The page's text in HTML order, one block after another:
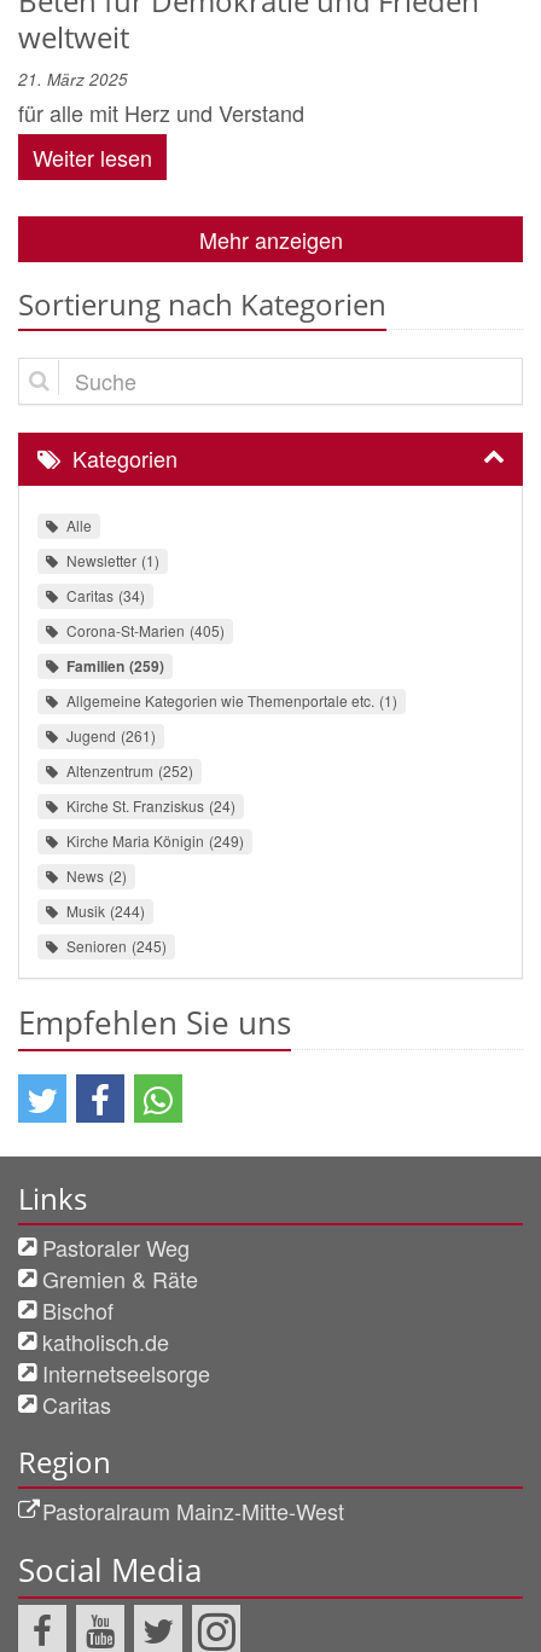
weltweit
21. März 2025
für alle mit Herz und Verstand
Weiter lesen
Mehr anzeigen
Sortierung nach Kategorien
Suche
Kategorien
Alle
Newsletter 1
Caritas 34
Corona-St-Marien 405
Familien 259
Allgemeine Kategorien wie Themenportale etc. 1
Jugend 261
Altenzentrum 252
Kirche St. Franziskus 24
Kirche Maria Königin 249
News 2
Musik 244
Senioren 245
Empfehlen Sie uns
Links
Pastoraler Weg
Gremien & Räte
Bischof
katholisch.de
Internetseelsorge
Caritas
Region
Pastoralraum Mainz-Mitte-West
Social Media